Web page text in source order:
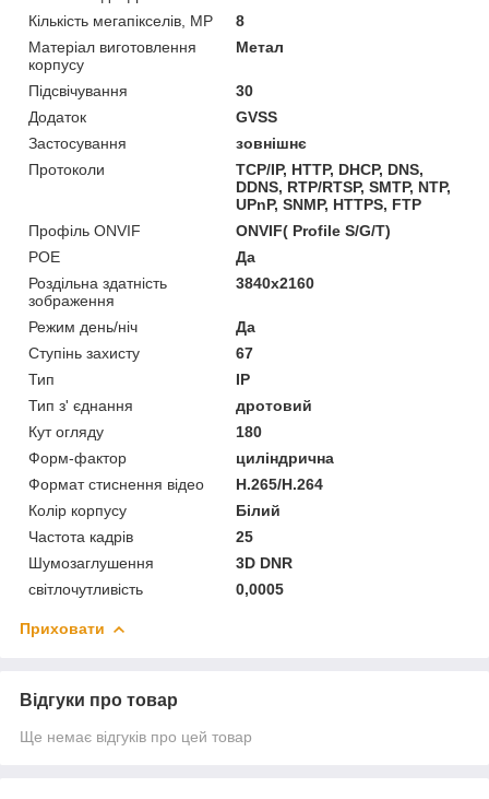
Кількість мегапікселів, MP
8
Матеріал виготовлення
корпусу
Метал
Підсвічування
30
Додаток
GVSS
Застосування
зовнішнє
Протоколи
TCP/IP, HTTP, DHCP, DNS,
DDNS, RTP/RTSP, SMTP, NTP,
UPnP, SNMP, HTTPS, FTP
Профіль ONVIF
ONVIF( Profile S/G/T)
РОЕ
Да
Роздільна здатність
зображення
3840x2160
Режим день/ніч
Да
Ступінь захисту
67
Тип
IP
Тип з' єднання
дротовий
Кут огляду
180
Форм-фактор
циліндрична
Формат стиснення відео
H.265/H.264
Колір корпусу
Білий
Частота кадрів
25
Шумозаглушення
3D DNR
світлочутливість
0,0005
Приховати
Відгуки про товар
Ще немає відгуків про цей товар